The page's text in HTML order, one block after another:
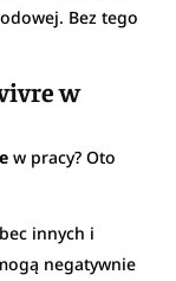
Bez tego
w
w pracy? Oto
innych i
negatywnie